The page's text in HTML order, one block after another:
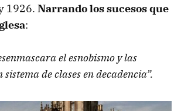
1926. Narrando los sucesos que
:
el esnobismo y las
de clases en decadencia”.